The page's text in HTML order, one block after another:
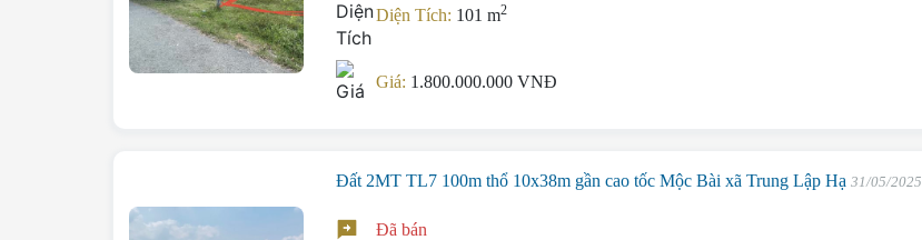
Diện Tích: 101 m2
Giá: 1.800.000.000 VNĐ
Đất 2MT TL7 100m thổ 10x38m gần cao tốc Mộc Bài xã Trung Lập Hạ31/05/2025
Đã bán